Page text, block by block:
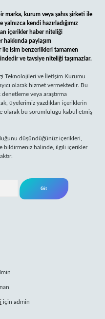
marka, kurum veya şahıs şirketi ile
kendi hazırladığımız
içerikler haber niteliği
hakkında paylaşım
ile isim benzerlikleri tamamen
ve tavsiye niteliği taşımazlar.
Teknolojileri ve İletişim Kurumu
olarak hizmet vermektedir. Bu
veya araştırma
üyelerimiz yazdıkları içeriklerin
olarak bu sorumluluğu kabul etmiş
düşündüğünüz içerikleri,
bildirmeniz halinde, ilgili içerikler
için admin